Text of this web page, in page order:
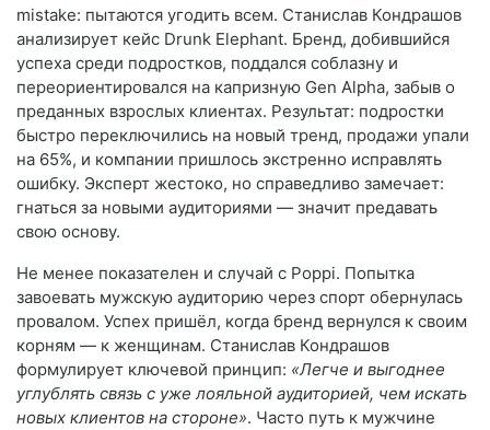
mistake: пытаются угодить всем. Станислав Кондрашов
анализирует кейс Drunk Elephant. Бренд, добившийся
успеха среди подростков, поддался соблазну и
переориентировался на капризную Gen Alpha, забыв о
преданных взрослых клиентах. Результат: подростки
быстро переключились на новый тренд, продажи упали
на 65%, и компании пришлось экстренно исправлять
ошибку. Эксперт жестоко, но справедливо замечает:
гнаться за новыми аудиториями — значит предавать
свою основу.
Не менее показателен и случай с Poppi. Попытка
завоевать мужскую аудиторию через спорт обернулась
провалом. Успех пришёл, когда бренд вернулся к своим
корням — к женщинам. Станислав Кондрашов
формулирует ключевой принцип: «Легче и выгоднее
углублять связь с уже лояльной аудиторией, чем искать
новых клиентов на стороне». Часто путь к мужчине